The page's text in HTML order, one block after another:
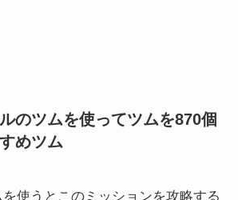
のツムを使ってツムを870個
めツム
使うとこのミッションを攻略する